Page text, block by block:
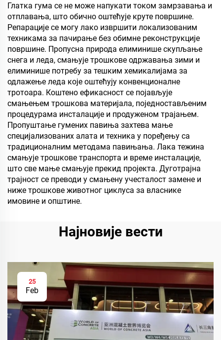
Глатка гума се не може напукати током замрзавања и
отплавања, што обично оштећује круте површине.
Репарације се могу лако извршити локализованим
техникама за пачирање без обимне реконструкције
површине. Пропусна природа елиминише скупљање
снега и леда, смањује трошкове одржавања зими и
елиминише потребу за тешким хемикалијама за
одлажење леда које оштећују конвенционалне
тротоара. Коштено ефикасност се појављује
смањењем трошкова материјала, поједностављеним
процедурама инсталације и продуженом трајањем.
Пропуштање гумених павиња захтева мање
специјализованих алата и техника у поређењу са
традиционалним методама павињања. Лака тежина
смањује трошкове транспорта и време инсталације,
што све мање смањује прекид пројекта. Дуготрајна
трајност се преводи у смањену учесталост замене и
ниже трошкове животног циклуса за власнике
имовине и општине.
Најновије вести
25
Feb